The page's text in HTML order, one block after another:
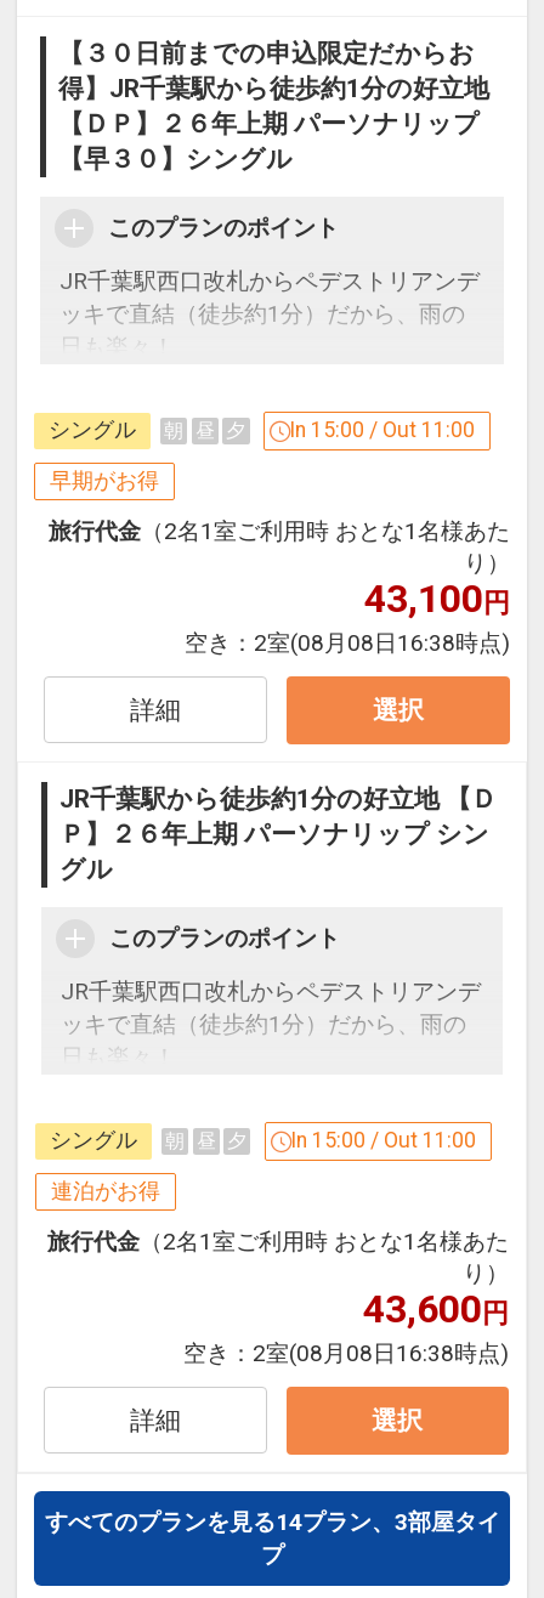
【３０日前までの申込限定だからお
得】JR千葉駅から徒歩約1分の好立地
【ＤＰ】２６年上期 パーソナリップ
【早３０】シングル
このプランのポイント
JR千葉駅西口改札からペデストリアンデ
ッキで直結（徒歩約1分）だから、雨の
日も楽々！
適なホテルです。
早期申込限定プラン
本プランは「初泊日の３０日前までにお
申し込みの方」に限りご予約可能なプラ
※早期申込対象期間を過ぎてからの変更
（人数の内訳・客室タイプ・食事条件・
プラン・氏名・人員・泊数の増減等の変
ただけず、取消後、新たに通常プランの
ご予約が必要となります。
※取消料対象日を過ぎてからの変更は取
をご用意しています。
●「食事なしプラン」と「朝食付プラ
ン」を掲載しています。
件】の項目でご確認のうえ、予約にお進
み下さい。
インターネットコース番号：DP-1-
シングル 朝 昼 夕 In 15:00 / Out 11:00
早期がお得
旅行代金 （2名1室ご利用時 おとな1名様あた
り）
43,100円
空き： 2室(08月08日16:38時点)
詳細 選択
JR千葉駅から徒歩約1分の好立地 【Ｄ
Ｐ】２６年上期 パーソナリップ シン
グル
このプランのポイント
JR千葉駅西口改札からペデストリアンデ
ッキで直結（徒歩約1分）だから、雨の
日も楽々！
適なホテルです。
す
１泊目より１泊につきおひとり様５００
※割引適用後のご旅行代金は、カレンダ
ーからお進みいただいた後表示される
さい。
※宿泊期間中すべての日において人数・
氏名・客室タイプ・食事条件・プラン同
シングル 朝 昼 夕 In 15:00 / Out 11:00
連泊がお得
旅行代金 （2名1室ご利用時 おとな1名様あた
り）
43,600円
空き： 2室(08月08日16:38時点)
詳細 選択
すべてのプランを見る14プラン、3部屋タイ
プ